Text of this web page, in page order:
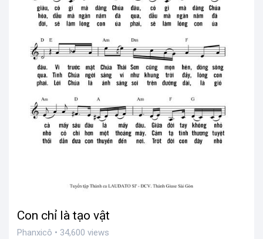
Con chỉ là tạo vật
Phanxicô • 34,600 views